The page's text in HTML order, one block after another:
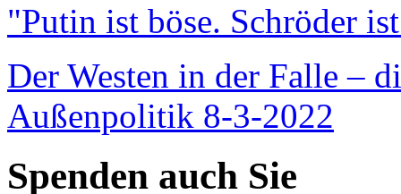
"Putin ist böse. Schröder
Der Westen in der Falle –
Außenpolitik 8-3-2022
Spenden auch Sie